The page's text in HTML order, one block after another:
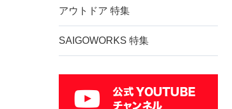
アウトドア 特集
SAIGOWORKS 特集